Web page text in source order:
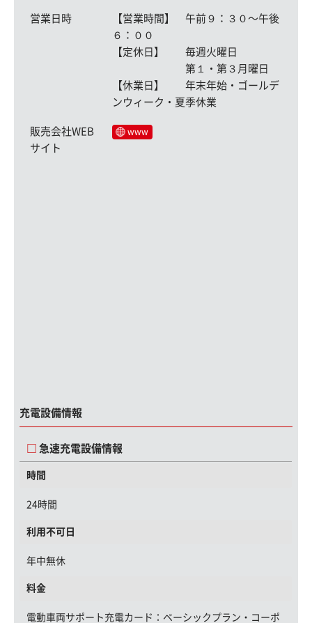
営業日時
【営業時間】 午前９：３０〜午後
６：００
【定休日】 毎週火曜日
第１・第３月曜日
【休業日】 年末年始・ゴールデ
ンウィーク・夏季休業
販売会社WEB
サイト
www
充電設備情報
急速充電設備情報
時間
24時間
利用不可日
年中無休
料金
電動車両サポート充電カード ：ベーシックプラン・コーポ